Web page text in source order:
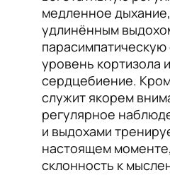
медленное
удлинённым
уровень кортизола
сердцебиение.
служит якорем
регулярное
и выдохами
настоящем
склонность к